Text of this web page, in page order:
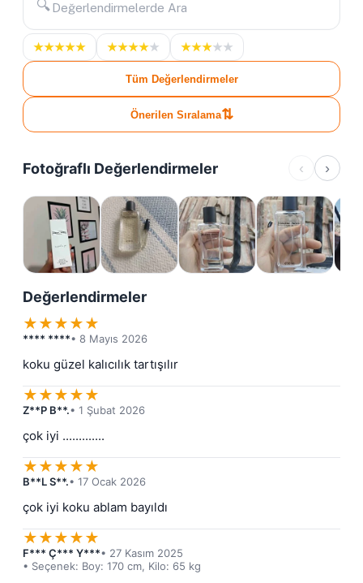
🔍
★★★★★ ★★★★★ ★★★★★
Tüm Değerlendirmeler
Önerilen Sıralama⇅
Fotoğraflı Değerlendirmeler ‹ ›
Değerlendirmeler
★★★★★
**** ****• 8 Mayıs 2026
koku güzel kalıcılık tartışılır
★★★★★
Z**P B**.• 1 Şubat 2026
çok iyi .............
★★★★★
B**L S**.• 17 Ocak 2026
çok iyi koku ablam bayıldı
★★★★★
F*** Ç*** Y***• 27 Kasım 2025
• Seçenek: Boy: 170 cm, Kilo: 65 kg